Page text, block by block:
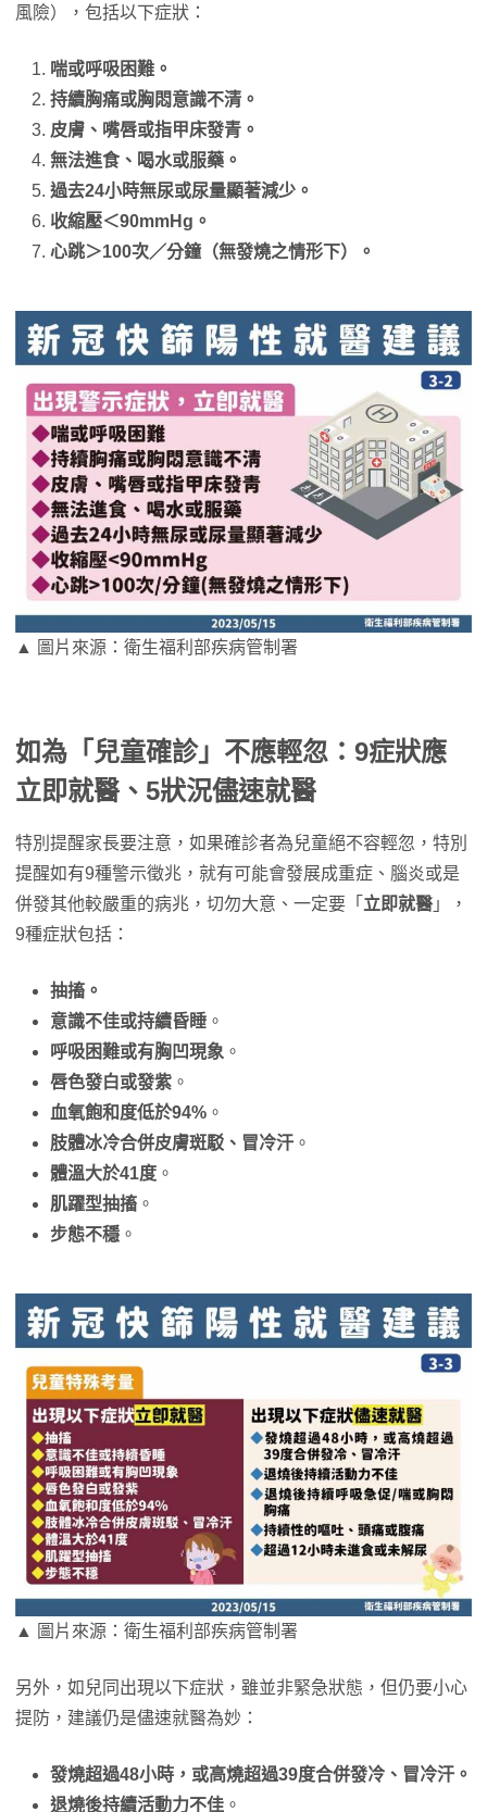
風險），包括以下症狀：
喘或呼吸困難。
持續胸痛或胸悶意識不清。
皮膚、嘴唇或指甲床發青。
無法進食、喝水或服藥。
過去24小時無尿或尿量顯著減少。
收縮壓＜90mmHg。
心跳＞100次／分鐘（無發燒之情形下）。
▲ 圖片來源：衛生福利部疾病管制署
如為「兒童確診」不應輕忽：9症狀應
立即就醫、5狀況儘速就醫
特別提醒家長要注意，如果確診者為兒童絕不容輕忽，特別
提醒如有9種警示徵兆，就有可能會發展成重症、腦炎或是
併發其他較嚴重的病兆，切勿大意、一定要「 立即就醫 」，
9種症狀包括：
抽搐。
意識不佳或持續昏睡 。
呼吸困難或有胸凹現象 。
唇色發白或發紫 。
血氧飽和度低於94% 。
肢體冰冷合併皮膚斑駁、冒冷汗 。
體溫大於41度 。
肌躍型抽搐 。
步態不穩 。
▲ 圖片來源：衛生福利部疾病管制署
另外，如兒同出現以下症狀，雖並非緊急狀態，但仍要小心
提防，建議仍是儘速就醫為妙：
發燒超過48小時，或高燒超過39度合併發冷、冒冷汗。
退燒後持續活動力不佳 。